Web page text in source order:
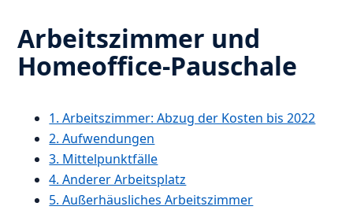
Arbeitszimmer und
Homeoffice-Pauschale
1. Arbeitszimmer: Abzug der Kosten bis 2022
2. Aufwendungen
3. Mittelpunktfälle
4. Anderer Arbeitsplatz
5. Außerhäusliches Arbeitszimmer